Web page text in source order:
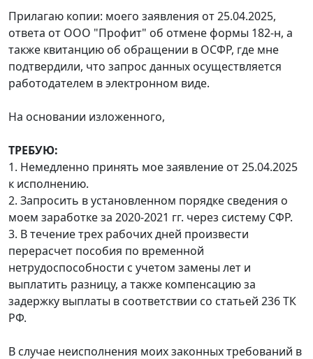
Прилагаю копии: моего заявления от 25.04.2025,
ответа от ООО "Профит" об отмене формы 182-н, а
также квитанцию об обращении в ОСФР, где мне
подтвердили, что запрос данных осуществляется
работодателем в электронном виде.
На основании изложенного,
ТРЕБУЮ:
1. Немедленно принять мое заявление от 25.04.2025
к исполнению.
2. Запросить в установленном порядке сведения о
моем заработке за 2020-2021 гг. через систему СФР.
3. В течение трех рабочих дней произвести
перерасчет пособия по временной
нетрудоспособности с учетом замены лет и
выплатить разницу, а также компенсацию за
задержку выплаты в соответствии со статьей 236 ТК
РФ.
В случае неисполнения моих законных требований в